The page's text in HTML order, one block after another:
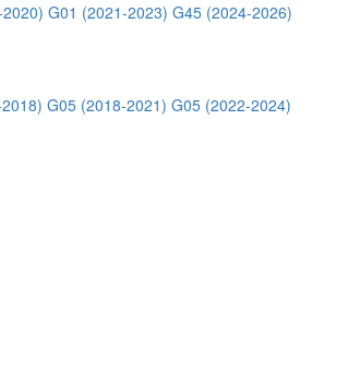
G01 (2021-2023) G45 (2024-2026)
G05 (2018-2021) G05 (2022-2024)